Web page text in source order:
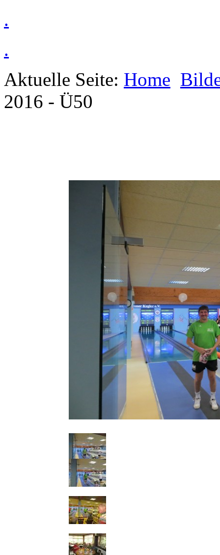
.
.
Aktuelle Seite: Home
2016 - Ü50